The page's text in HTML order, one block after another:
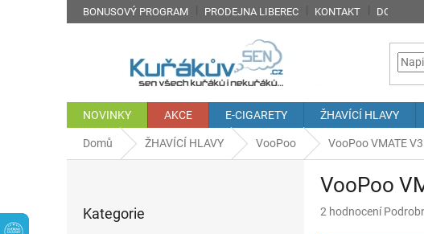
BONUSOVÝ PROGRAM PRODEJNA LIBEREC KONTAKT
NOVINKY AKCE E-CIGARETY ŽHAVÍCÍ HLAVY
Domů ŽHAVÍCÍ HLAVY VooPoo VooPoo VMATE
kategorie
Kategorie
VooPoo
Průměrné
2 hodnocení